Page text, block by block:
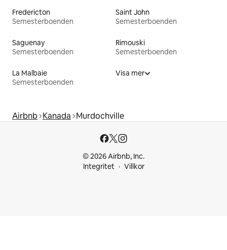
Fredericton
Semesterboenden
Saint John
Semesterboenden
Saguenay
Semesterboenden
Rimouski
Semesterboenden
La Malbaie
Semesterboenden
Visa mer
Airbnb Kanada Murdochville
© 2026 Airbnb, Inc.
Integritet
Villkor